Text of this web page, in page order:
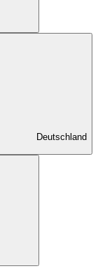
Deutschland